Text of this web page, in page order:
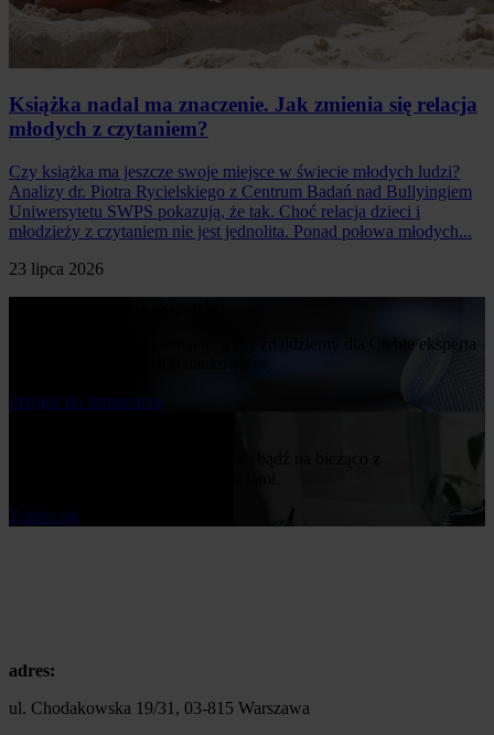
Książka nadal ma znaczenie. Jak zmienia się relacja
młodych z czytaniem?
Czy książka ma jeszcze swoje miejsce w świecie młodych ludzi?
Analizy dr. Piotra Rycielskiego z Centrum Badań nad Bullyingiem
Uniwersytetu SWPS pokazują, że tak. Choć relacja dzieci i
młodzieży z czytaniem nie jest jednolita. Ponad połowa młodych...
23 lipca 2026
Napisz nam o swoim temacie, a my znajdziemy dla Ciebie eksperta
Przejdż do formularza
Zapisz się
adres:
ul. Chodakowska 19/31, 03-815 Warszawa